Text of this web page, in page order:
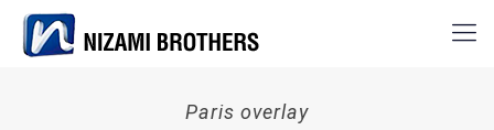
Paris overlay